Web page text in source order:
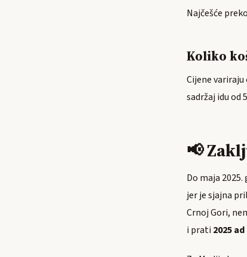
Najčešće
Koliko
Cijene
sadržaj idu od
📢
Do maja
jer je sjajna
Crnoj Gori,
i prati 2025